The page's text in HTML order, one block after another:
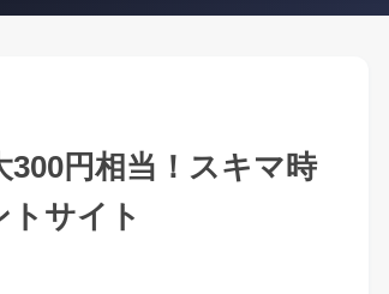
300円相当！スキマ時
サイト